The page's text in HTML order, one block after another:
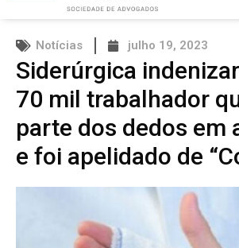
Notícias julho 19, 2023
Siderúrgica
70 mil trabalhador
parte dos dedos em
e foi apelidado de